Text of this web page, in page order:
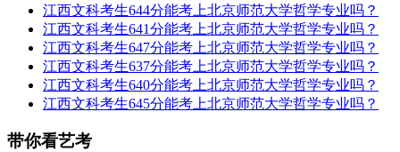
江西文科考生644分能考上北京师范大学哲学专业吗？
江西文科考生641分能考上北京师范大学哲学专业吗？
江西文科考生647分能考上北京师范大学哲学专业吗？
江西文科考生637分能考上北京师范大学哲学专业吗？
江西文科考生640分能考上北京师范大学哲学专业吗？
江西文科考生645分能考上北京师范大学哲学专业吗？
带你看艺考